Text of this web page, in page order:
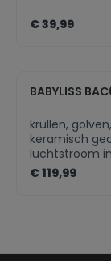
€ 39,99
BABYLISS
krullen,
keramisch
luchtstroom
krulrichting
snoer 2.4m,
€ 119,99